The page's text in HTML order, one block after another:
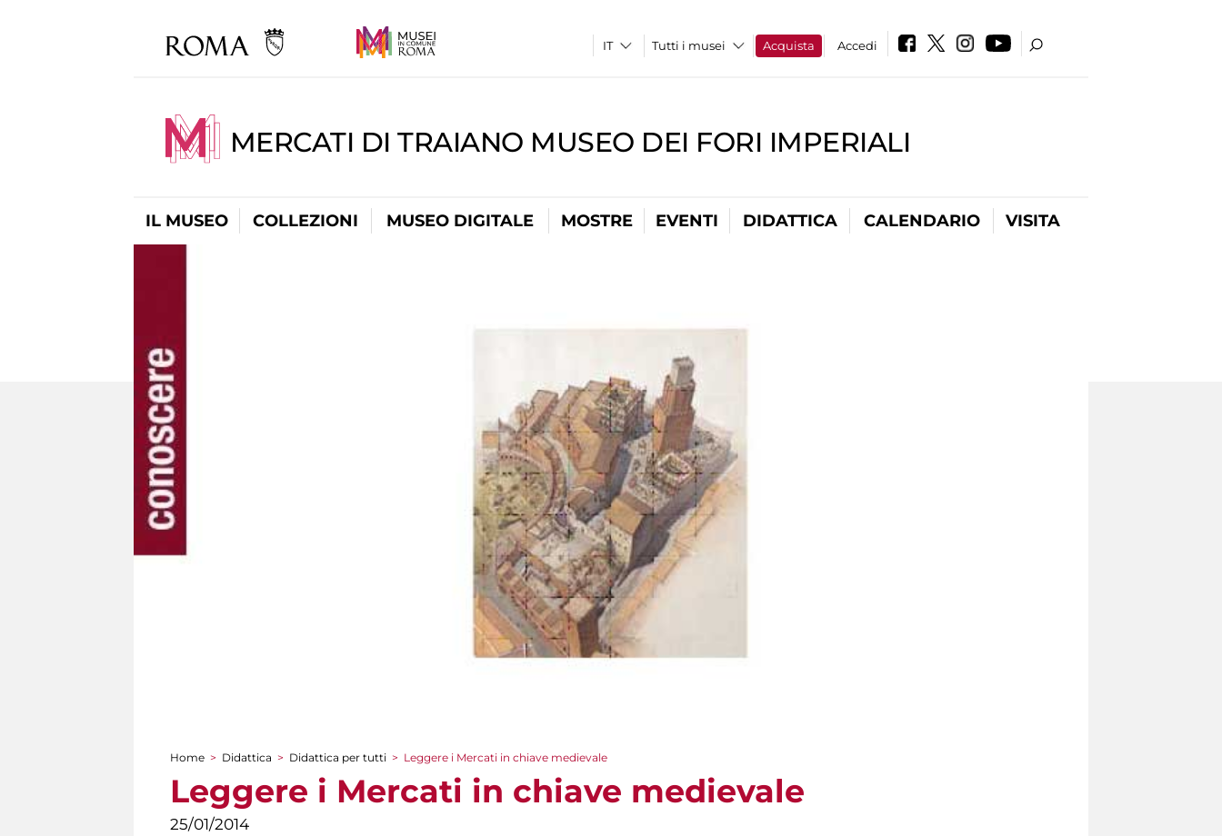
Tutti i musei Acquista Accedi
MERCATI DI TRAIANO MUSEO DEI FORI IMPERIALI
IL MUSEO COLLEZIONI MUSEO DIGITALE MOSTRE EVENTI DIDATTICA CALENDARIO VISITA
Tu sei qui
Home > Didattica > Didattica per tutti > Leggere i Mercati in chiave medievale
Leggere i Mercati in chiave medievale
25/01/2014